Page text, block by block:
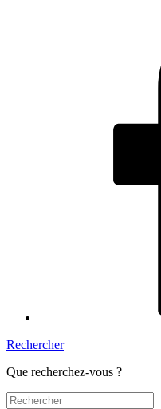
Rechercher
Que recherchez-vous ?